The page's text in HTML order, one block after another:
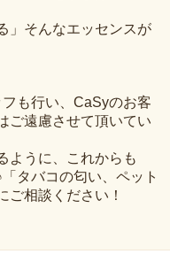
」そんなエッセンスが
も行い、CaSyのお客
ご遠慮させて頂いてい
ように、これからも
タバコの匂い、ペット
ご相談ください！